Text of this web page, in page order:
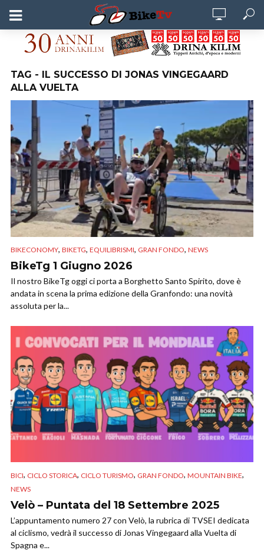
TAG - IL SUCCESSO DI JONAS VINGEGAARD
ALLA VUELTA
BIKECONOMY, BIKETG, EQUILIBRISMI, GRAN FONDO, NEWS
BikeTg 1 Giugno 2026
Il nostro BikeTg oggi ci porta a Borghetto Santo Spirito, dove è
andata in scena la prima edizione della Granfondo: una novità
assoluta per la...
BICI, CICLO STORICA, CICLO TURISMO, GRAN FONDO, MOUNTAIN BIKE,
NEWS
Velò – Puntata del 18 Settembre 2025
L’appuntamento numero 27 con Velò, la rubrica di TVSEI dedicata
al ciclismo, vedrà il successo di Jonas Vingegaard alla Vuelta di
Spagna e...